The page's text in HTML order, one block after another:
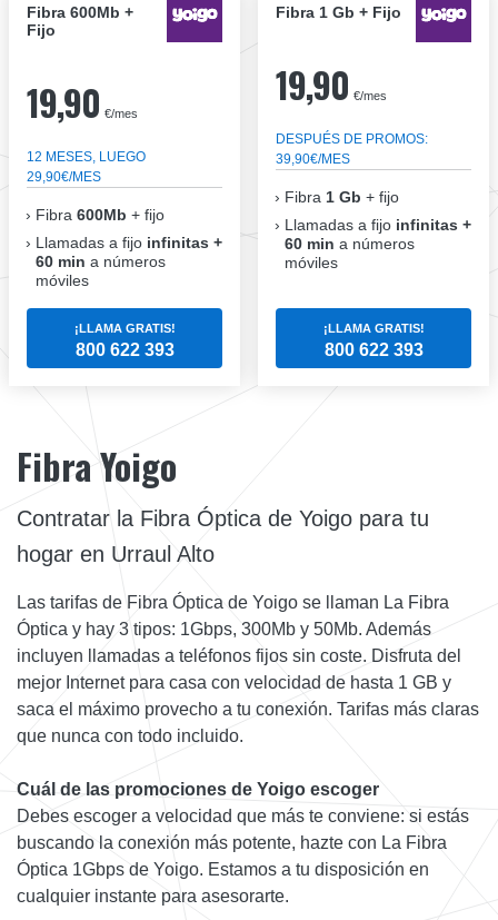
Fibra 600Mb +
Fijo
19,90 €/mes
12 MESES, LUEGO
29,90€/MES
Fibra 600Mb + fijo
Llamadas a fijo infinitas +
60 min a números
móviles
¡LLAMA GRATIS!
800 622 393
Fibra 1 Gb + Fijo
19,90 €/mes
DESPUÉS DE PROMOS:
39,90€/MES
Fibra 1 Gb + fijo
Llamadas a fijo infinitas +
60 min a números
móviles
¡LLAMA GRATIS!
800 622 393
Fibra Yoigo
Contratar la Fibra Óptica de Yoigo para tu
hogar en Urraul Alto
Las tarifas de Fibra Óptica de Yoigo se llaman La Fibra
Óptica y hay 3 tipos: 1Gbps, 300Mb y 50Mb. Además
incluyen llamadas a teléfonos fijos sin coste. Disfruta del
mejor Internet para casa con velocidad de hasta 1 GB y
saca el máximo provecho a tu conexión. Tarifas más claras
que nunca con todo incluido.
Cuál de las promociones de Yoigo escoger
Debes escoger a velocidad que más te conviene: si estás
buscando la conexión más potente, hazte con La Fibra
Óptica 1Gbps de Yoigo. Estamos a tu disposición en
cualquier instante para asesorarte.